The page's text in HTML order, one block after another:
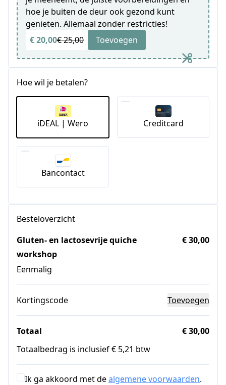
hoe je buiten de deur ook gezond kunt
genieten. Allemaal zonder restricties!
€ 20,00€ 25,00 Toevoegen
Hoe wil je betalen?
iDEAL | Wero Creditcard
Bancontact
Besteloverzicht
Gluten- en lactosevrije quiche
workshop
Eenmalig
€ 30,00
Kortingscode Toevoegen
Totaal
€ 30,00
Totaalbedrag is inclusief € 5,21 btw
Ik ga akkoord met dealgemene voorwaarden.